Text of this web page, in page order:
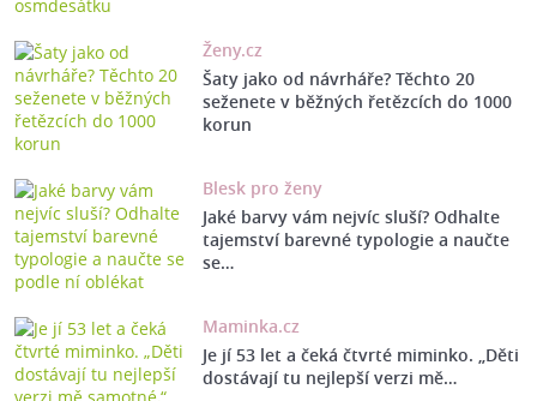
Ženy.cz
Šaty jako od návrháře? Těchto 20
seženete v běžných řetězcích do 1000
korun
Blesk pro ženy
Jaké barvy vám nejvíc sluší? Odhalte
tajemství barevné typologie a naučte
se…
Maminka.cz
Je jí 53 let a čeká čtvrté miminko. „Děti
dostávají tu nejlepší verzi mě…